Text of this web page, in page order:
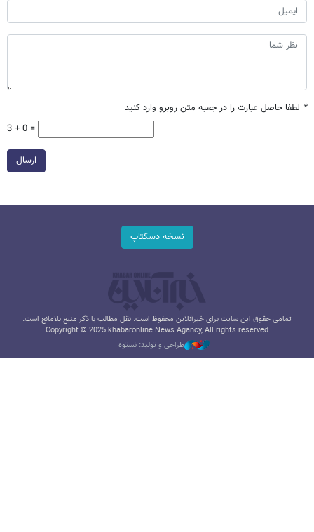
* لطفا حاصل عبارت را در جعبه متن روبرو وارد کنید
3 + 0 =
ارسال
نسخه دسکتاپ
تمامی حقوق این سایت برای خبرآنلاین محفوظ است. نقل مطالب با ذکر منبع بلامانع است.
Copyright © 2025 khabaronline News Agancy, All rights reserved
طراحی و تولید: نستوه